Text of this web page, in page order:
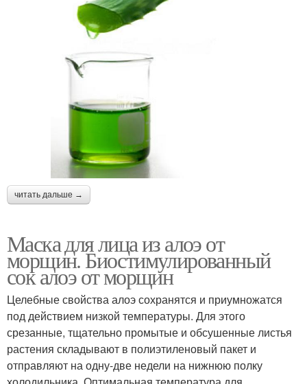
читать дальше →
Маска для лица из алоэ от
морщин. Биостимулированный
сок алоэ от морщин
Целебные свойства алоэ сохранятся и приумножатся
под действием низкой температуры. Для этого
срезанные, тщательно промытые и обсушенные листья
растения складывают в полиэтиленовый пакет и
отправляют на одну-две недели на нижнюю полку